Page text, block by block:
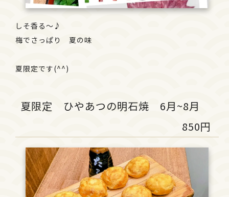
しそ香る〜♪
梅でさっぱり 夏の味
夏限定です(^^)
夏限定 ひやあつの明石焼 6月~8月
850円